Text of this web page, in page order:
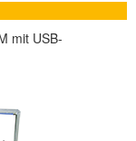
mit USB-